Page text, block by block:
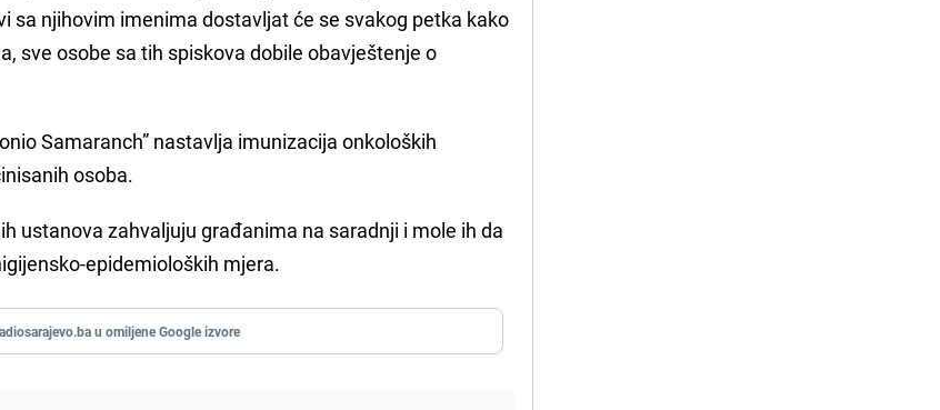
sa njihovim imenima dostavljat će se svakog petka kako
sve osobe sa tih spiskova dobile obavještenje o
Samaranch” nastavlja imunizacija onkoloških
osoba.
ustanova zahvaljuju građanima na saradnji i mole ih da
epidemioloških mjera.
u omiljene Google izvore